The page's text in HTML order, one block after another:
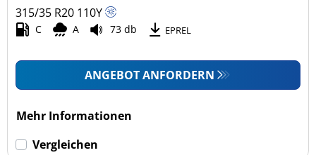
315/35 R20 110Y
C A 73 db EPREL
ANGEBOT ANFORDERN
Mehr Informationen
Vergleichen